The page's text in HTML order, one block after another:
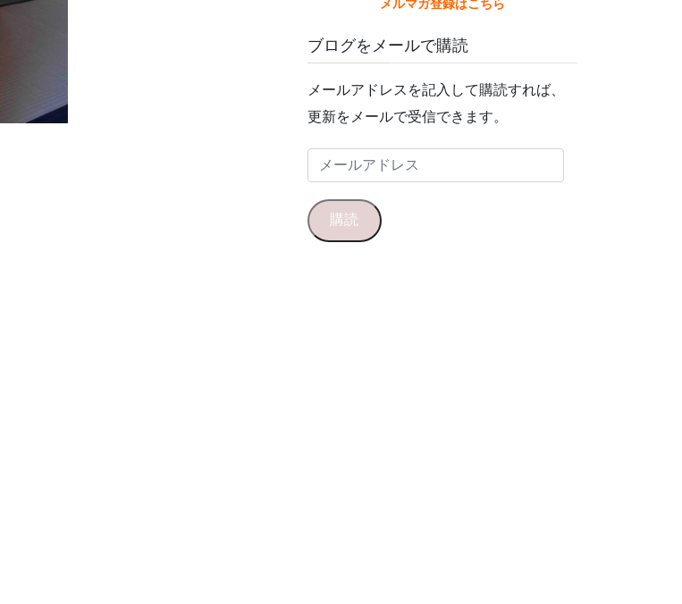
メルマガ登録はこちら
ブログをメールで購読
メールアドレスを記入して購読すれば、
更新をメールで受信できます。
ー
ル
ア
購読